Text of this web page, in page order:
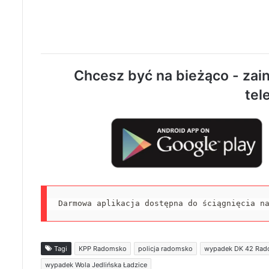
Chcesz być na bieżąco -
Darmowa aplikacja dostępna do ściągnięcia
Tagi KPP Radomsko policja radomsko wypadek DK 42
wypadek Wola Jedlińska Ładzice